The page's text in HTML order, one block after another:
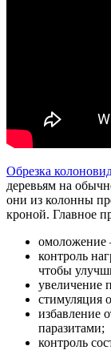
Обрезка
деревьям на
они из колонны
кроной. Главное
омоложение
контроль
чтобы
увеличение
стимуляция
избавление
паразитами;
контроль